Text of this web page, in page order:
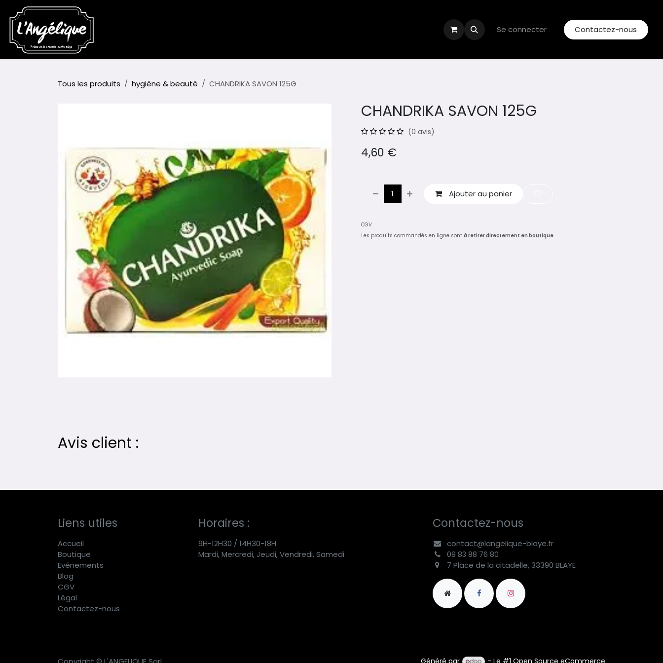
Se rendre au contenu
Se connecter Contactez-nous
Tous les produits hygiène & beauté CHANDRIKA SAVON 125G
CHANDRIKA SAVON 125G
(0 avis)
4,60 €
Ajouter au panier
CGV
Les produits commandés en ligne sont à retirer directement en boutique
Avis client :
Liens utiles
Accueil
Boutique
Evénements
Blog
CGV
Légal
Contactez-nous
Horaires :
9H-12H30 / 14H30-18H
Mardi, Mercredi, Jeudi, Vendredi, Samedi
Contactez-nous
contact@langelique-blaye.fr
09 83 88 76 80
7 Place de la citadelle, 33390 BLAYE